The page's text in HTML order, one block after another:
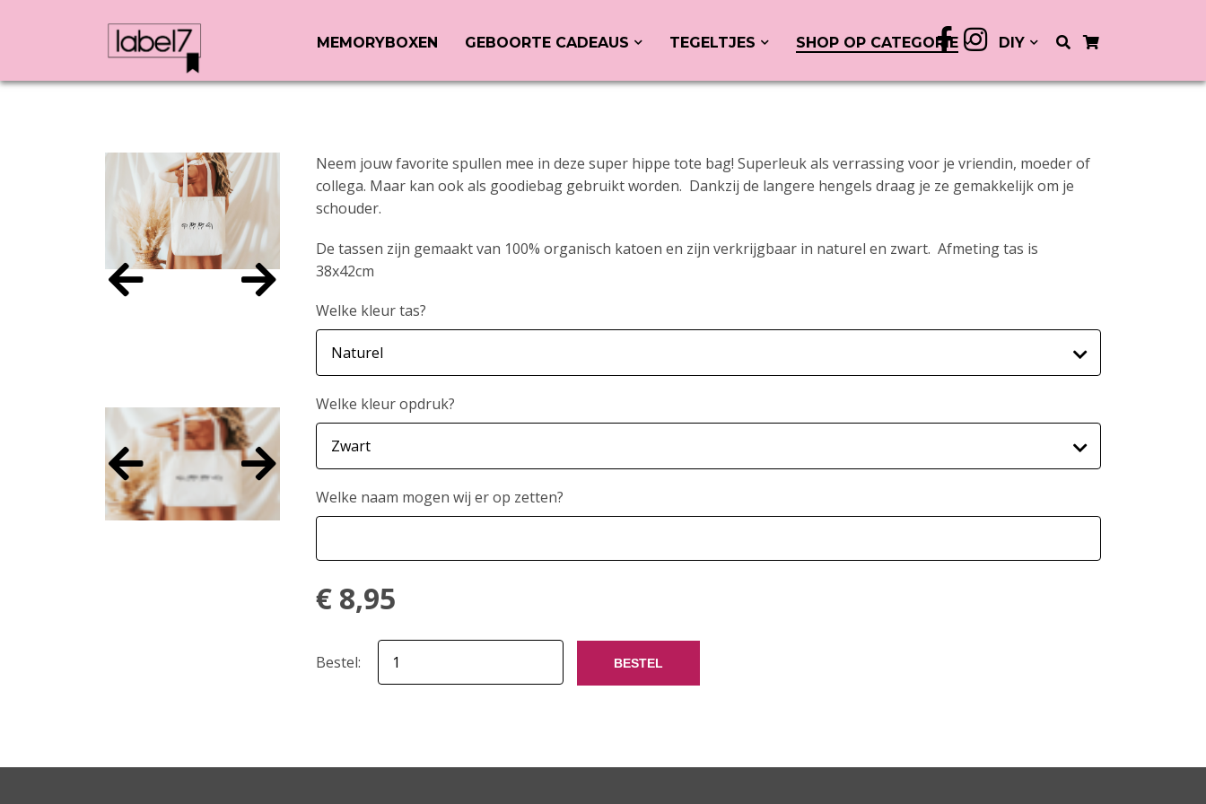
MEMORYBOXEN GEBOORTE CADEAUS TEGELTJES SHOP OP CATEGORIE DIY
Neem jouw favorite spullen mee in deze super hippe tote bag! Superleuk als verrassing voor je vriendin, moeder of
collega. Maar kan ook als goodiebag gebruikt worden. Dankzij de langere hengels draag je ze gemakkelijk om je
schouder.
De tassen zijn gemaakt van 100% organisch katoen en zijn verkrijgbaar in naturel en zwart. Afmeting tas is
38x42cm
Welke kleur tas?
Welke kleur opdruk?
Welke naam mogen wij er op zetten?
€ 8,95
Bestel: BESTEL